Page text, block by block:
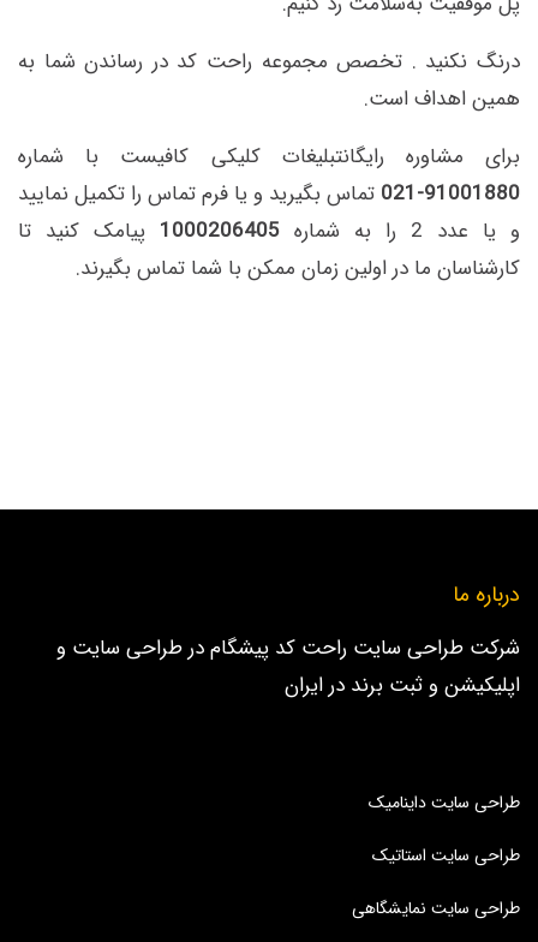
درنگ نکنید . تخصص مجموعه راحت کد در رساندن شما به
همین اهداف است.
برای مشاوره رایگانتبلیغات کلیکی کافیست با شماره
91001880-021
تماس بگیرید و یا فرم تماس را تکمیل نمایید
و یا عدد 2 را به شماره
1000206405پیامک کنید تا
کارشناسان ما در اولین زمان ممکن با شما تماس بگیرند.
درباره ما
شرکت طراحی سایت راحت کد پیشگام در طراحی سایت و
اپلیکیشن و ثبت برند در ایران
طراحی سایت داینامیک
طراحی سایت استاتیک
طراحی سایت نمایشگاهی